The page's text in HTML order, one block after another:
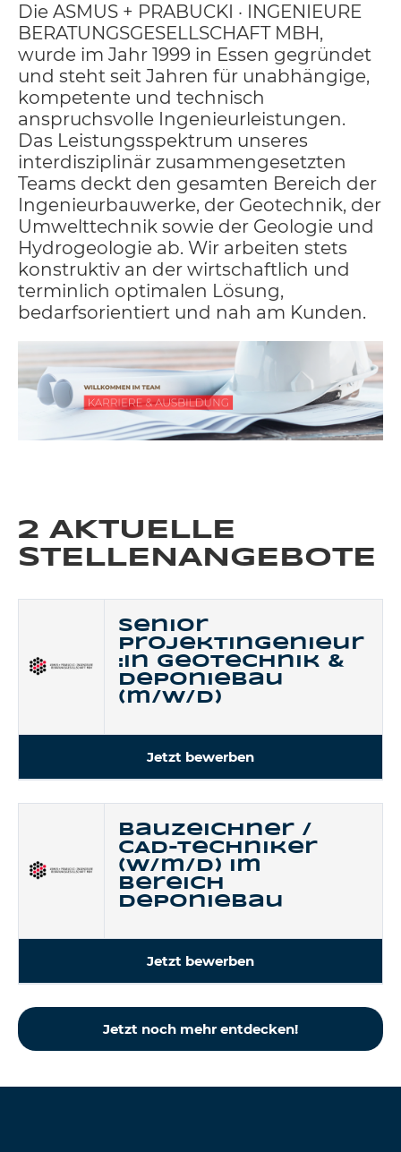
Die ASMUS + PRABUCKI · INGENIEURE
BERATUNGSGESELLSCHAFT MBH,
wurde im Jahr 1999 in Essen gegründet
und steht seit Jahren für unabhängige,
kompetente und technisch
anspruchsvolle Ingenieurleistungen.
Das Leistungsspektrum unseres
interdisziplinär zusammengesetzten
Teams deckt den gesamten Bereich der
Ingenieurbauwerke, der Geotechnik, der
Umwelttechnik sowie der Geologie und
Hydrogeologie ab. Wir arbeiten stets
konstruktiv an der wirtschaftlich und
terminlich optimalen Lösung,
bedarfsorientiert und nah am Kunden.
2 AKTUELLE
STELLENANGEBOTE
Senior
Projektingenieur
:in Geotechnik &
Deponiebau
(m/w/d)
Jetzt bewerben
Bauzeichner /
CAD-Techniker
(w/m/d) im
Bereich
Deponiebau
Jetzt bewerben
Jetzt noch mehr entdecken!